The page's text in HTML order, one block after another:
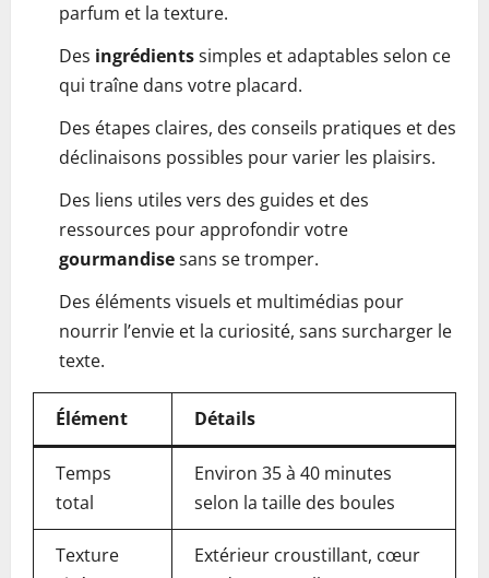
parfum et la texture.
Des ingrédientssimples et adaptables selon ce
qui traîne dans votre placard.
Des étapes claires, des conseils pratiques et des
déclinaisons possibles pour varier les plaisirs.
Des liens utiles vers des guides et des
ressources pour approfondir votre
gourmandisesans se tromper.
Des éléments visuels et multimédias pour
nourrir l’envie et la curiosité, sans surcharger le
texte.
Élément Détails
Temps
total
Environ 35 à 40 minutes
selon la taille des boules
Texture
Extérieur croustillant, cœur